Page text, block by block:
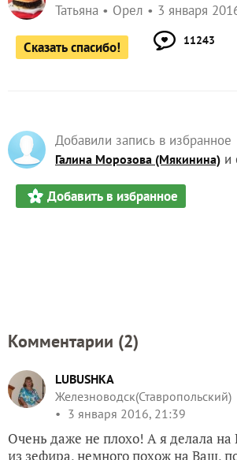
Татьяна Орел 3 января
Сказать спасибо! 11243
Добавили запись в избранное
Галина Морозова (Мякинина) и
Добавить в избранное
Комментарии (2)
LUBUSHKA
Железноводск(Ставропольский)
3 января 2016, 21:39
Очень даже не плохо! А я делала на
из зефира, немного похож на Ваш,